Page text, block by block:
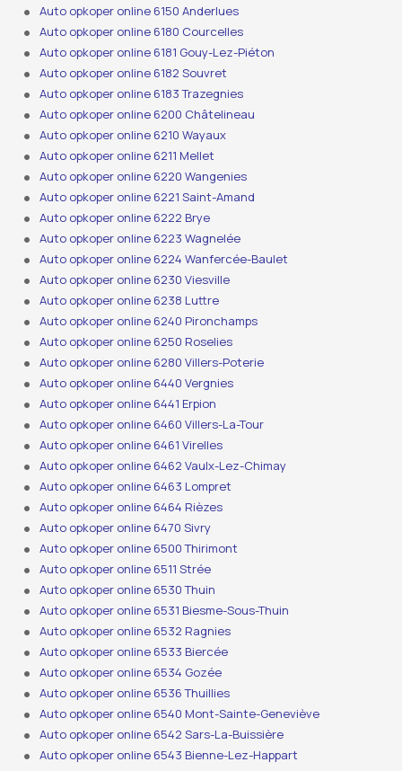
Auto opkoper online 6150 Anderlues
Auto opkoper online 6180 Courcelles
Auto opkoper online 6181 Gouy-Lez-Piéton
Auto opkoper online 6182 Souvret
Auto opkoper online 6183 Trazegnies
Auto opkoper online 6200 Châtelineau
Auto opkoper online 6210 Wayaux
Auto opkoper online 6211 Mellet
Auto opkoper online 6220 Wangenies
Auto opkoper online 6221 Saint-Amand
Auto opkoper online 6222 Brye
Auto opkoper online 6223 Wagnelée
Auto opkoper online 6224 Wanfercée-Baulet
Auto opkoper online 6230 Viesville
Auto opkoper online 6238 Luttre
Auto opkoper online 6240 Pironchamps
Auto opkoper online 6250 Roselies
Auto opkoper online 6280 Villers-Poterie
Auto opkoper online 6440 Vergnies
Auto opkoper online 6441 Erpion
Auto opkoper online 6460 Villers-La-Tour
Auto opkoper online 6461 Virelles
Auto opkoper online 6462 Vaulx-Lez-Chimay
Auto opkoper online 6463 Lompret
Auto opkoper online 6464 Rièzes
Auto opkoper online 6470 Sivry
Auto opkoper online 6500 Thirimont
Auto opkoper online 6511 Strée
Auto opkoper online 6530 Thuin
Auto opkoper online 6531 Biesme-Sous-Thuin
Auto opkoper online 6532 Ragnies
Auto opkoper online 6533 Biercée
Auto opkoper online 6534 Gozée
Auto opkoper online 6536 Thuillies
Auto opkoper online 6540 Mont-Sainte-Geneviève
Auto opkoper online 6542 Sars-La-Buissière
Auto opkoper online 6543 Bienne-Lez-Happart